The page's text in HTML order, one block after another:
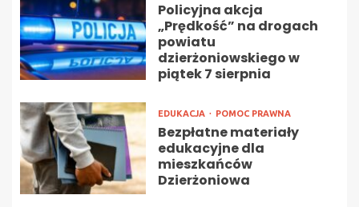
Policyjna akcja
„Prędkość” na drogach
powiatu
dzierżoniowskiego w
piątek 7 sierpnia
EDUKACJA POMOC PRAWNA
Bezpłatne materiały
edukacyjne dla
mieszkańców
Dzierżoniowa